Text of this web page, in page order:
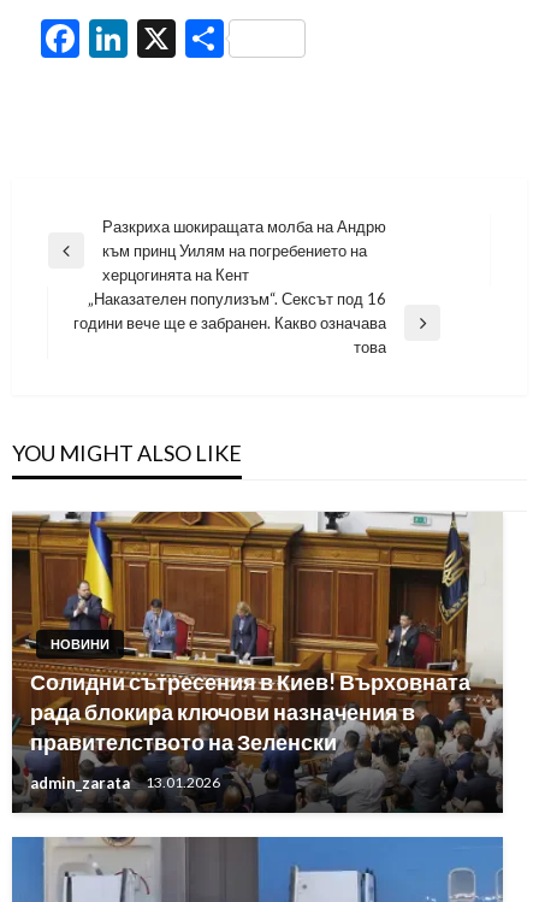
Facebook
LinkedIn
X Share
Навигация
Previous
Разкриха шокиращата молба на Андрю
към принц Уилям на погребението на
херцогинята на Кент
Next
„Наказателен популизъм“. Сексът под 16
години вече ще е забранен. Какво означава
това
YOU MIGHT ALSO LIKE
НОВИНИ
Солидни сътресения в Киев! Върховната
рада блокира ключови назначения в
правителството на Зеленски
admin_zarata 13.01.2026